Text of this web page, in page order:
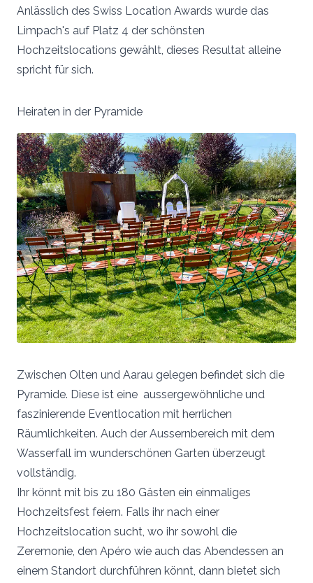
Anlässlich des Swiss Location Awards wurde das
Limpach's auf Platz 4 der schönsten
Hochzeitslocations gewählt, dieses Resultat alleine
spricht für sich.
Heiraten in der Pyramide
Zwischen Olten und Aarau gelegen befindet sich die
Pyramide. Diese ist eine aussergewöhnliche und
faszinierende Eventlocation mit herrlichen
Räumlichkeiten. Auch der Aussernbereich mit dem
Wasserfall im wunderschönen Garten überzeugt
vollständig.
Ihr könnt mit bis zu 180 Gästen ein einmaliges
Hochzeitsfest feiern. Falls ihr nach einer
Hochzeitslocation sucht, wo ihr sowohl die
Zeremonie, den Apéro wie auch das Abendessen an
einem Standort durchführen könnt, dann bietet sich